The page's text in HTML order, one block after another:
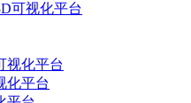
可视化平台
化平台